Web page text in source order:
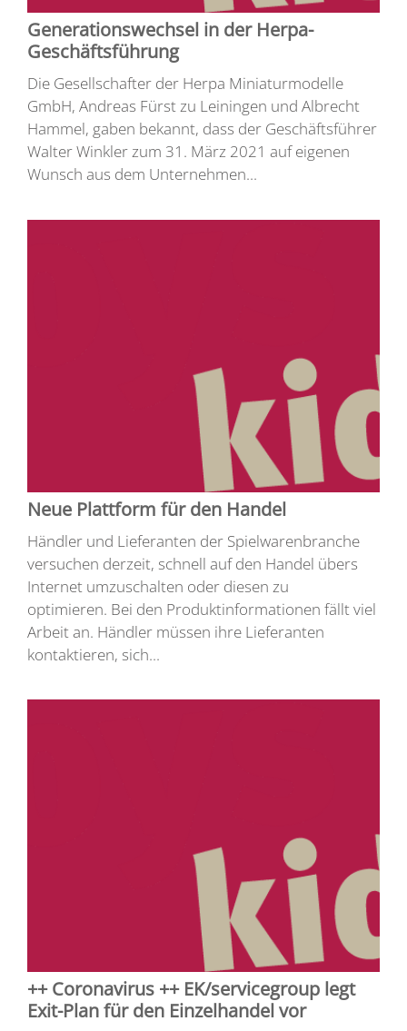
Generationswechsel in der Herpa-
Geschäftsführung
Die Gesellschafter der Herpa Miniaturmodelle
GmbH, Andreas Fürst zu Leiningen und Albrecht
Hammel, gaben bekannt, dass der Geschäftsführer
Walter Winkler zum 31. März 2021 auf eigenen
Wunsch aus dem Unternehmen...
Neue Plattform für den Handel
Händler und Lieferanten der Spielwarenbranche
versuchen derzeit, schnell auf den Handel übers
Internet umzuschalten oder diesen zu
optimieren. Bei den Produktinformationen fällt viel
Arbeit an. Händler müssen ihre Lieferanten
kontaktieren, sich...
++ Coronavirus ++ EK/servicegroup legt
Exit-Plan für den Einzelhandel vor